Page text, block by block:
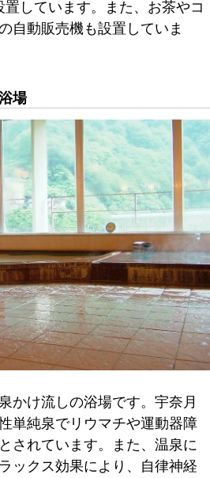
しています。また、お茶やコ
自動販売機も設置していま
場
かけ流しの浴場です。宇奈月
単純泉でリウマチや運動器障
されています。また、温泉に
ックス効果により、自律神経